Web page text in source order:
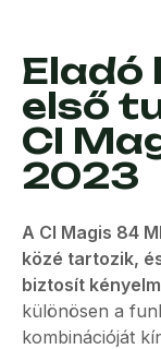
Eladó
első
CI
2023
A CI Magis 84
közé tartozik,
biztosít
különösen a
kombinációját